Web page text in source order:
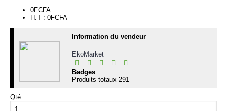
0FCFA
H.T : 0FCFA
Information du vendeur
EkoMarket
Badges
Produits totaux 291
Qté